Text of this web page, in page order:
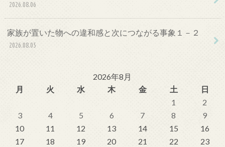
2026.08.06
家族が置いた物への違和感と次につながる事象１－２
2026.08.05
2026年8月
月
火 水 木 金 土
日
1
2
3
4 5 6 7 8
9
10
11 12 13 14 15
16
17
18 19 20 21 22
23